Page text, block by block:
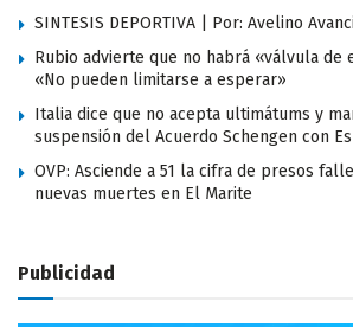
SINTESIS DEPORTIVA | Por: Avelino
Rubio advierte que no habrá «válvula de
«No pueden limitarse a esperar»
Italia dice que no acepta ultimátums y
suspensión del Acuerdo Schengen con
OVP: Asciende a 51 la cifra de presos
nuevas muertes en El Marite
Publicidad